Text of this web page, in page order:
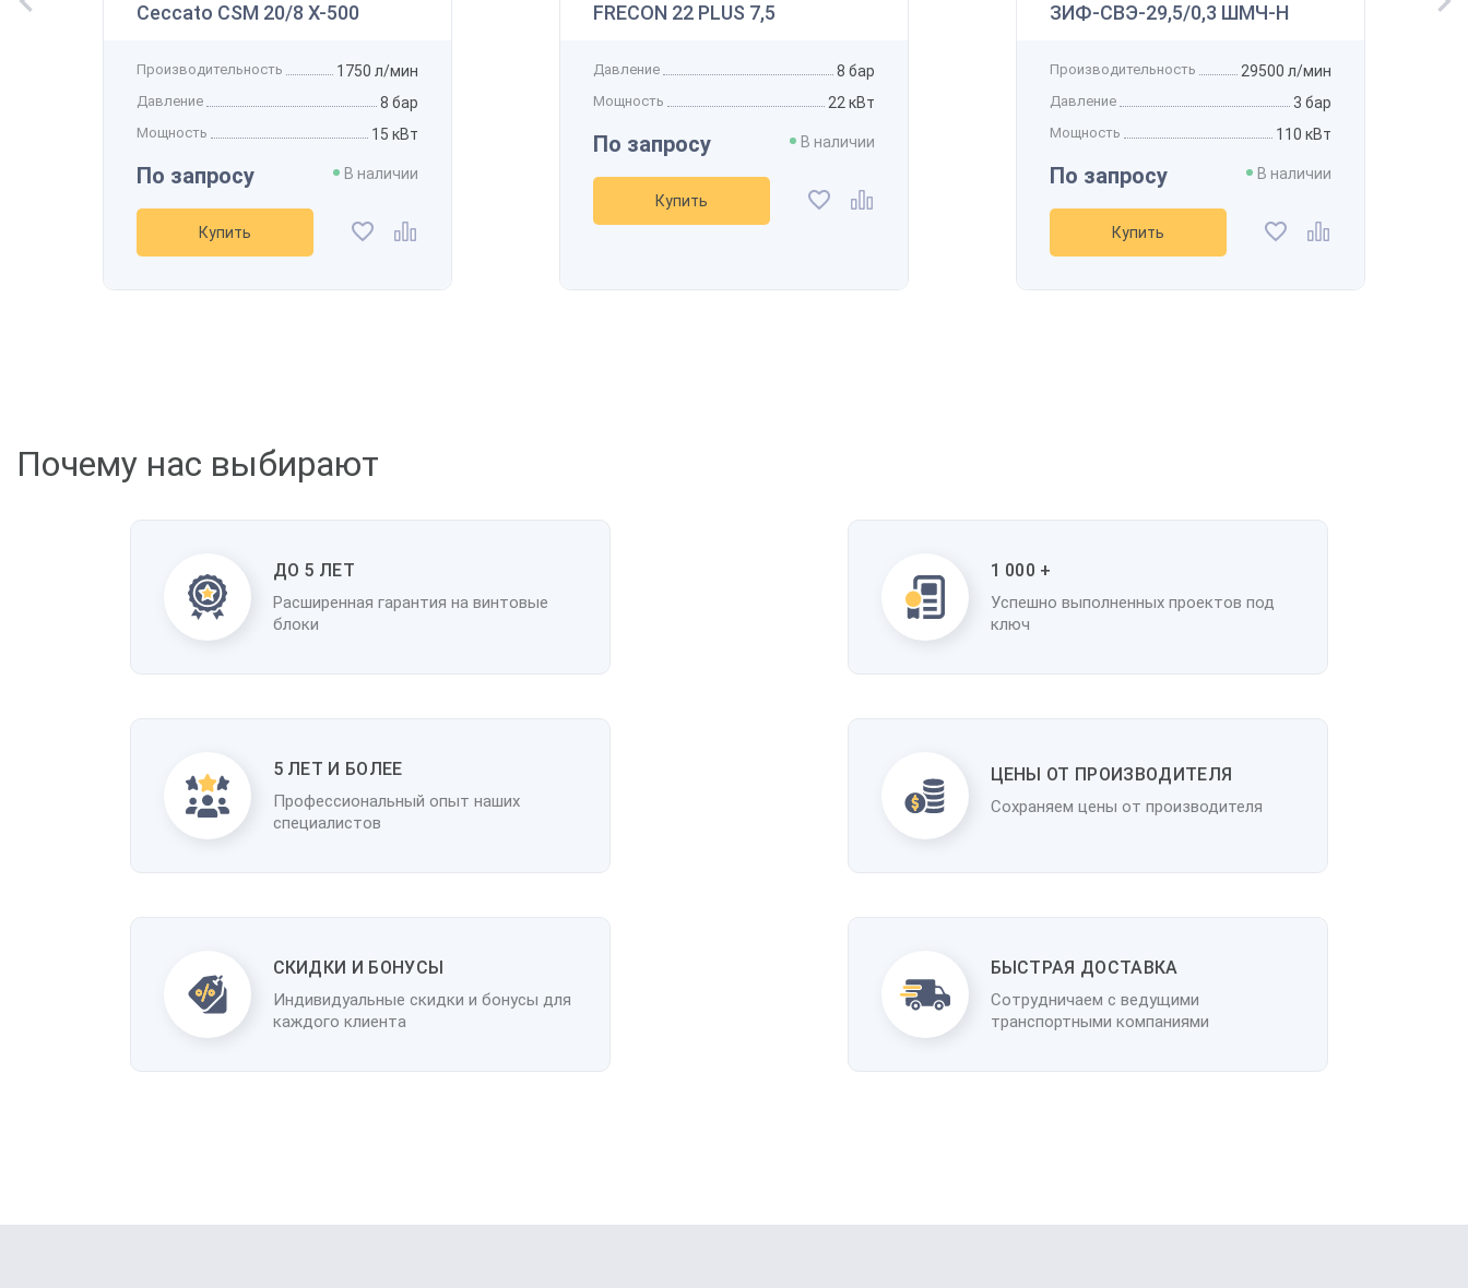
Ceccato CSM 20/8 X-500
Производительность 1750 л/мин
Давление 8 бар
Мощность 15 кВт
По запросу В наличии
Купить
FRECON 22 PLUS 7,5
Давление 8 бар
Мощность 22 кВт
По запросу В наличии
Купить
ЗИФ-СВЭ-29,5/0,3 ШМЧ-Н
Производительность 29500 л/мин
Давление 3 бар
Мощность 110 кВт
По запросу В наличии
Купить
Почему нас выбирают
ДО 5 ЛЕТ
Расширенная гарантия на винтовые
блоки
1 000 +
Успешно выполненных проектов под
ключ
5 ЛЕТ И БОЛЕЕ
Профессиональный опыт наших
специалистов
ЦЕНЫ ОТ ПРОИЗВОДИТЕЛЯ
Сохраняем цены от производителя
CКИДКИ И БОНУСЫ
Индивидуальные скидки и бонусы для
каждого клиента
БЫСТРАЯ ДОСТАВКА
Сотрудничаем с ведущими
транспортными компаниями